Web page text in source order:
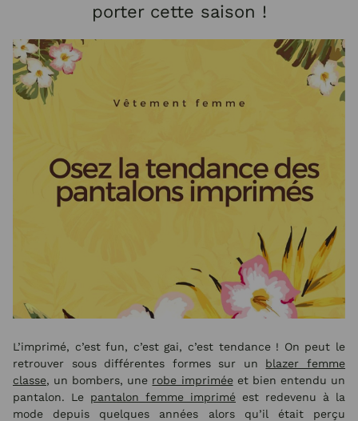
porter cette saison !
L’imprimé, c’est fun, c’est gai, c’est tendance ! On peut le
retrouver sous différentes formes sur un blazer femme
classe, un bombers, une robe impriméeet bien entendu un
pantalon. Le pantalon femme imprimé est redevenu à la
mode depuis quelques années alors qu’il était perçu